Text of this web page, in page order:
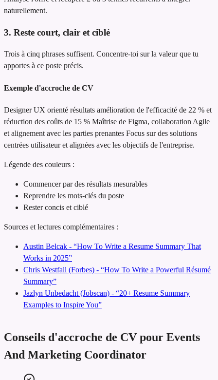
naturellement.
3. Reste court, clair et ciblé
Trois à cinq phrases suffisent. Concentre-toi sur la valeur que tu
apportes à ce poste précis.
Exemple d'accroche de CV
Designer UX orienté résultats amélioration de l'efficacité de 22 % et
réduction des coûts de 15 % Maîtrise de Figma, collaboration Agile
et alignement avec les parties prenantes Focus sur des solutions
centrées utilisateur et alignées avec les objectifs de l'entreprise.
Légende des couleurs :
Commencer par des résultats mesurables
Reprendre les mots-clés du poste
Rester concis et ciblé
Sources et lectures complémentaires :
Austin Belcak - “How To Write a Resume Summary That
Works in 2025”
Chris Westfall (Forbes) - “How To Write a Powerful Résumé
Summary”
Jazlyn Unbedacht (Jobscan) - “20+ Resume Summary
Examples to Inspire You”
Conseils d'accroche de CV pour Events
And Marketing Coordinator